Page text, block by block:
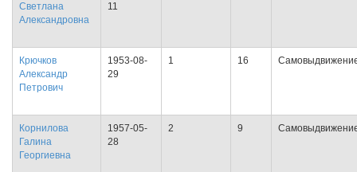
Светлана
Александровна
11
Крючков
Александр
Петрович
1953-08-
29
1 16
Корнилова
Галина
Георгиевна
1957-05-
28
2 9